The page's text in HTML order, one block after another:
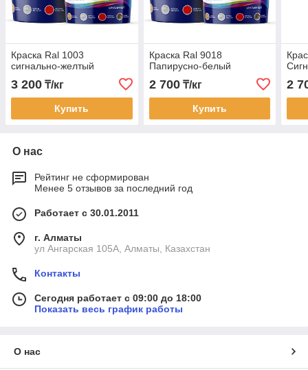
Краска Ral 1003
сигнально-желтый
3 200 ₸/кг
Купить
Краска Ral 9018
Папирусно-белый
2 700₸/кг
Купить
2
О нас
Рейтинг не сформирован
Менее 5 отзывов за последний год
Работает с 30.01.2011
г. Алматы
ул Ангарская 105А, Алматы, Казахстан
Контакты
Сегодня работает с 09:00 до 18:00
Показать весь график работы
О нас